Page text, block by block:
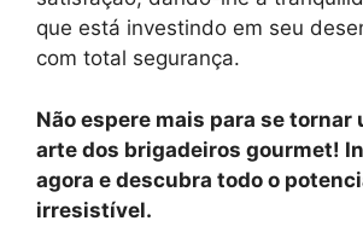
que está investindo em seu
com total segurança.
Não espere mais para se tornar
arte dos brigadeiros gourmet!
agora e descubra todo o
irresistível.